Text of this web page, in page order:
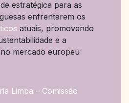
estratégica para as
enfrentarem os
atuais, promovendo
e a
mercado europeu
Limpa – Comissão